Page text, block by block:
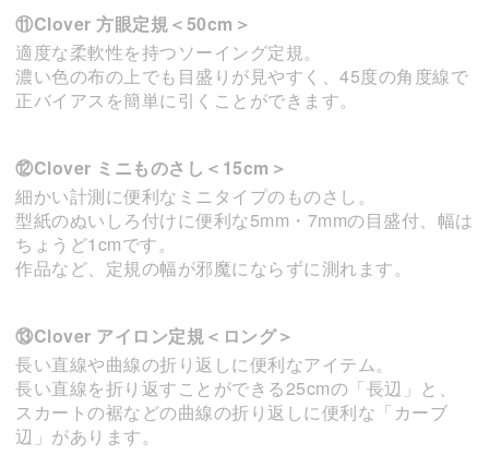
⑪Clover 方眼定規＜50cm＞
適度な柔軟性を持つソーイング定規。
濃い色の布の上でも目盛りが見やすく、45度の角度線で
正バイアスを簡単に引くことができます。
⑫Clover ミニものさし＜15cm＞
細かい計測に便利なミニタイプのものさし。
型紙のぬいしろ付けに便利な5mm・7mmの目盛付、幅は
ちょうど1cmです。
作品など、定規の幅が邪魔にならずに測れます。
⑬Clover アイロン定規＜ロング＞
長い直線や曲線の折り返しに便利なアイテム。
長い直線を折り返すことができる25cmの「長辺」と、
スカートの裾などの曲線の折り返しに便利な「カーブ
辺」があります。